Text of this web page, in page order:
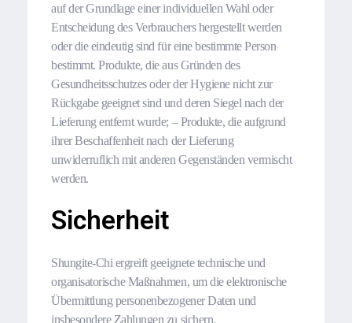
auf der Grundlage einer individuellen Wahl oder
Entscheidung des Verbrauchers hergestellt werden
oder die eindeutig sind für eine bestimmte Person
bestimmt. Produkte, die aus Gründen des
Gesundheitsschutzes oder der Hygiene nicht zur
Rückgabe geeignet sind und deren Siegel nach der
Lieferung entfernt wurde; – Produkte, die aufgrund
ihrer Beschaffenheit nach der Lieferung
unwiderruflich mit anderen Gegenständen vermischt
werden.
Sicherheit
Shungite-Chi ergreift geeignete technische und
organisatorische Maßnahmen, um die elektronische
Übermittlung personenbezogener Daten und
insbesondere Zahlungen zu sichern.